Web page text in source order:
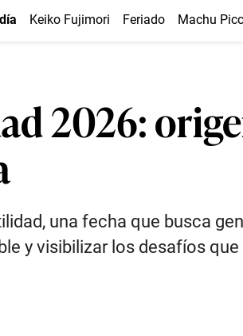
Keiko Fujimori Feriado Machu
2026:
una fecha que busca
y visibilizar los desafíos